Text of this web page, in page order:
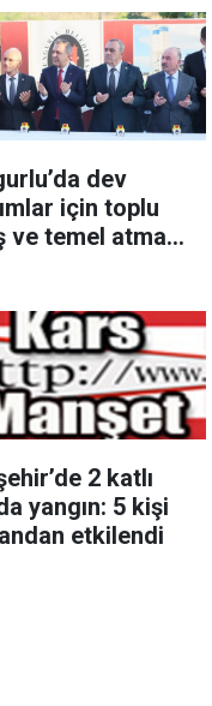
dev
için toplu
ve temel atma
2 katlı
yangın: 5 kişi
etkilendi